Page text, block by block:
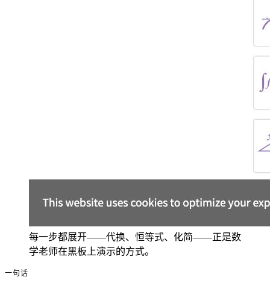
每一步都展开——代换、恒等式、化简——正是数
学老师在黑板上演示的方式。
一句话